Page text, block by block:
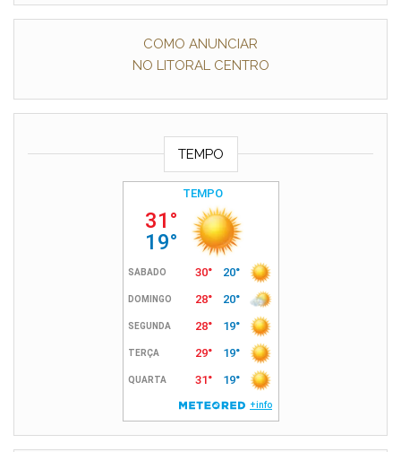
COMO ANUNCIAR
NO LITORAL CENTRO
TEMPO